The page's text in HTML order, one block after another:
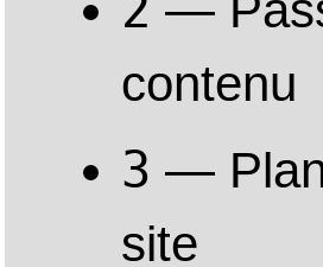
Partenaires